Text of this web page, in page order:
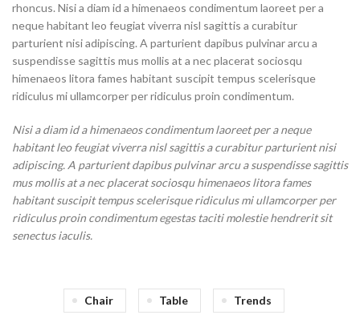
rhoncus. Nisi a diam id a himenaeos condimentum laoreet per a
neque habitant leo feugiat viverra nisl sagittis a curabitur
parturient nisi adipiscing. A parturient dapibus pulvinar arcu a
suspendisse sagittis mus mollis at a nec placerat sociosqu
himenaeos litora fames habitant suscipit tempus scelerisque
ridiculus mi ullamcorper per ridiculus proin condimentum.
Nisi a diam id a himenaeos condimentum laoreet per a neque
habitant leo feugiat viverra nisl sagittis a curabitur parturient nisi
adipiscing. A parturient dapibus pulvinar arcu a suspendisse sagittis
mus mollis at a nec placerat sociosqu himenaeos litora fames
habitant suscipit tempus scelerisque ridiculus mi ullamcorper per
ridiculus proin condimentum egestas taciti molestie hendrerit sit
senectus iaculis.
Chair Table Trends